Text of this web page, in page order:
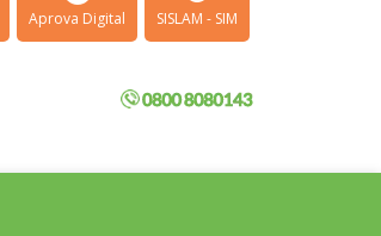
Aprova Digital SISLAM - SIM